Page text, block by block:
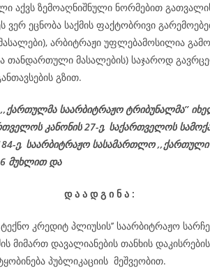
აქვს ზემოაღნიშნული ნორმებით
ეცნობა საქმის ფაქტობრივი
არბიტრაჟი უფლებამოსილია
თანდართული მასალების) საჯაროდ
გზით.
საარბიტრაჟო ტრიბუნალმა’’
კანონის 27-ე, საქართველოს
ე, საარბიტრაჟო სასამართლო
6 მუხლით და
დ ა ა დ გ ი ნ ა :
კრედიტ პლიუსის’’ საარბიტრაჟო
მიმართ დავალიანების თანხის
პუბლიკაციის მეშვეობით.